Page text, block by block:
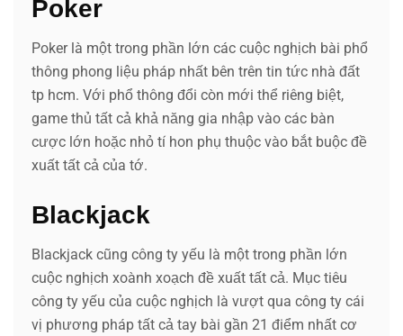
Poker
Poker là một trong phần lớn các cuộc nghịch bài phổ
thông phong liệu pháp nhất bên trên tin tức nhà đất
tp hcm. Với phổ thông đổi còn mới thể riêng biệt,
game thủ tất cả khả năng gia nhập vào các bàn
cược lớn hoặc nhỏ tí hon phụ thuộc vào bắt buộc đề
xuất tất cả của tớ.
Blackjack
Blackjack cũng công ty yếu là một trong phần lớn
cuộc nghịch xoành xoạch đề xuất tất cả. Mục tiêu
công ty yếu của cuộc nghịch là vượt qua công ty cái
vị phương pháp tất cả tay bài gần 21 điểm nhất cơ